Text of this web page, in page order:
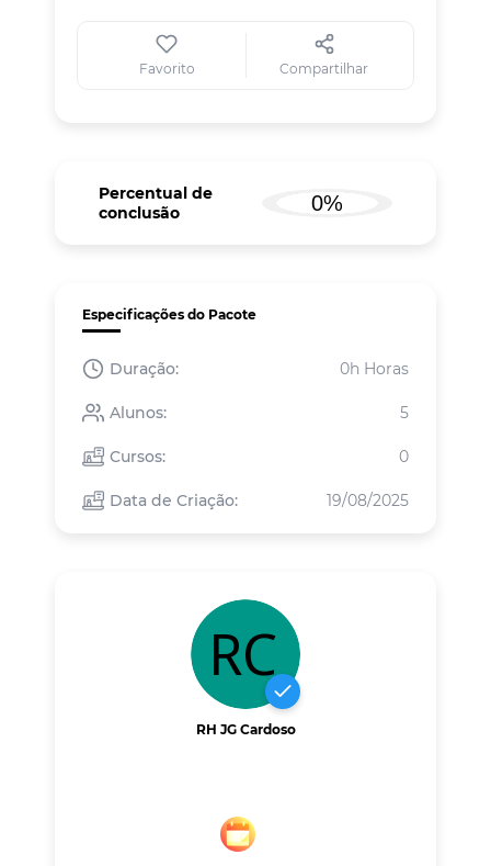
Favorito Compartilhar
Percentual de
conclusão
Especificações do Pacote
Duração: 0h Horas
Alunos: 5
Cursos: 0
Data de Criação: 19/08/2025
RH JG Cardoso